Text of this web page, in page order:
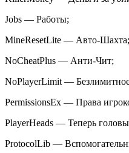
Jobs — Работы;
MineResetLite — Авто-Шахта;
NoCheatPlus — Анти-Чит;
NoPlayerLimit — Безлимитное
PermissionsEx — Права
PlayerHeads — Теперь
ProtocolLib —